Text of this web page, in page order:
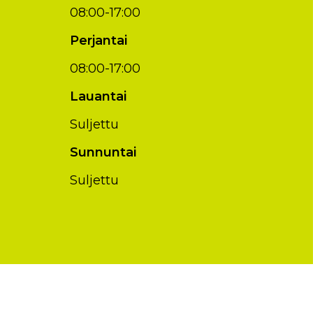
08:00-17:00
Perjantai
08:00-17:00
Lauantai
Suljettu
Sunnuntai
Suljettu